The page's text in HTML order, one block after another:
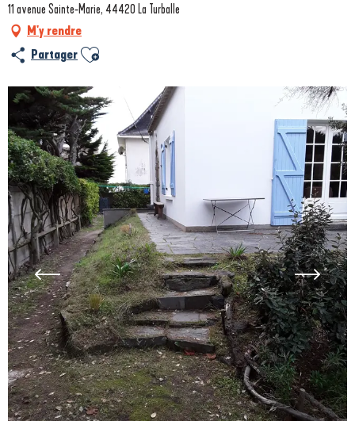
11 avenue Sainte-Marie, 44420 La Turballe
M'y rendre
Partager Ajouter aux favoris